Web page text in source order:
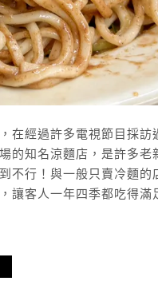
在經過許多電視節目採訪
的知名涼麵店，是許多老
不行！與一般只賣冷麵的
讓客人一年四季都吃得滿